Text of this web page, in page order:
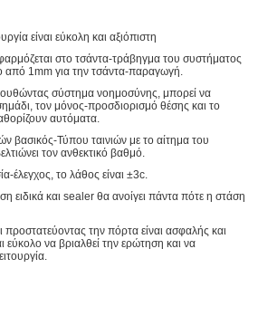
είναι εύκολη και αξιόπιστη
στο τσάντα-τράβηγμα του συστήματος
από 1mm για την τσάντα-παραγωγή.
σύστημα νοημοσύνης, μπορεί να
τον μόνος-προσδιορισμό θέσης και το
αυτόματα.
βασικός-Τύπου ταινιών με το αίτημα του
τον ανθεκτικό βαθμό.
έλεγχος, το λάθος είναι ±3c.
ειδικά και sealer θα ανοίγει πάντα πότε η στάση
την πόρτα είναι ασφαλής και
εύκολο να βριαλθεί την ερώτηση και να